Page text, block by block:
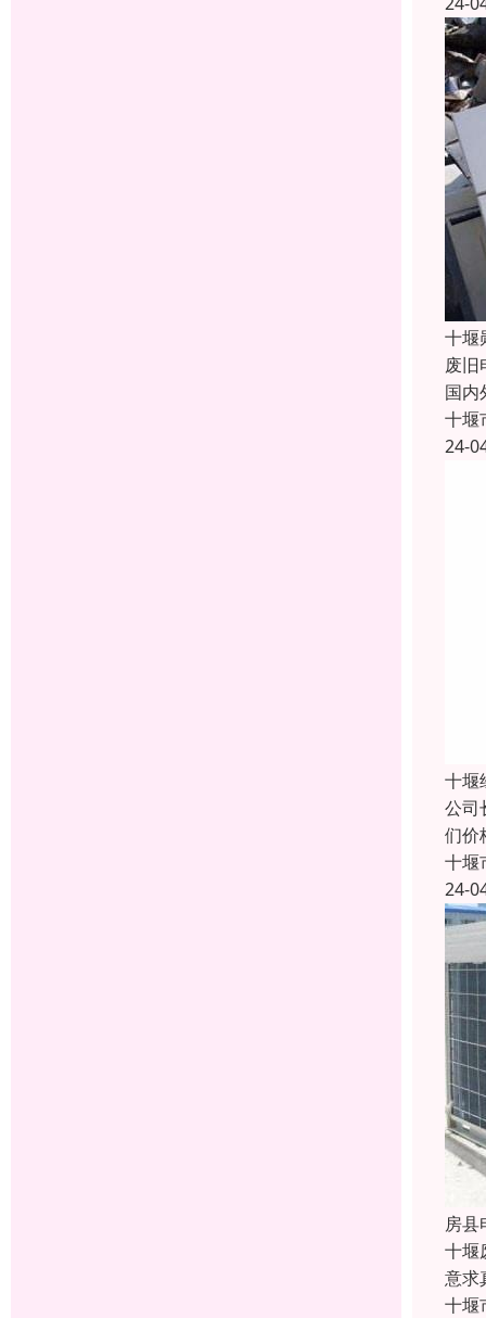
十堰
废旧
国内
十堰
24-
十堰
公司
们价
十堰
24-
房县
十堰
意求
十堰